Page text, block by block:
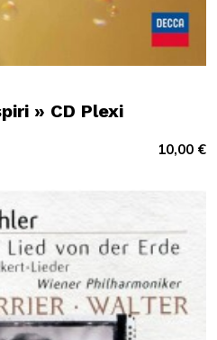
» CD Plexi
10,00 €